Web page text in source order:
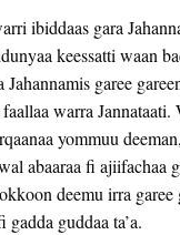
ibiddaas gara
keessatti waan
Jahannamis garee
warra Jannataati.
yommuu
abaaraa fi ajiifachaa
deemu irra garee
guddaa ta’a.